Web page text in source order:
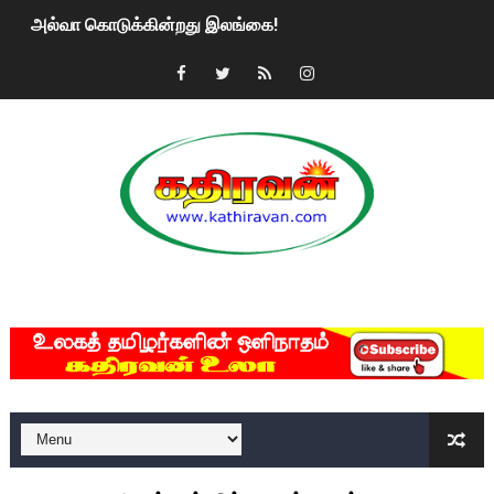
அல்வா கொடுக்கின்றது இலங்கை!
2ஆம் நாள் உக்ரைன் யுத்தம்!! எங்களைத் தனிமையில்
மகிந்த ராஜபக்சே பதவி விலக திட்டம்?
ரவுடி பேபிக்கு நடந்த தரமான சம்பவம்.. ஆபாச வீடியோக்களால்
குண்டை தூக்கிப்போட்ட ஆய்வு…. இந்தியாவின் “கோவிஷீல்டு”
யாழில் தமிழின தலைவர் பிரபாகரனின் பிறந்தநாளை
ஏர்போர்ட்டில் உதைத்த நபர் யார், என்ன நடந்தது?: உண்மையை
சீனா இலங்கையிடம் 8 மில்லியன் அமெரிக்க டொலர் நட்டஈடு